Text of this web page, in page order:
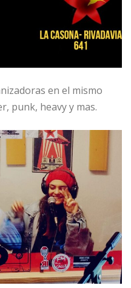
en el mismo
punk, heavy y mas.